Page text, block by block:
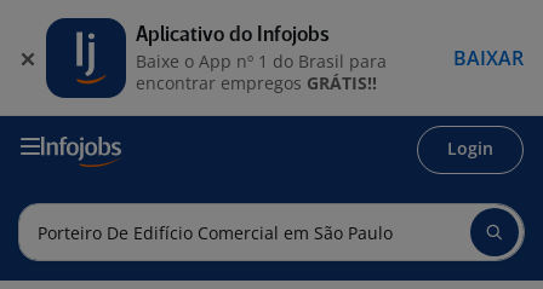
Login
Aplicativo do Infojobs
Baixe o App nº 1 do Brasil para
encontrar empregos GRÁTIS!!
BAIXAR